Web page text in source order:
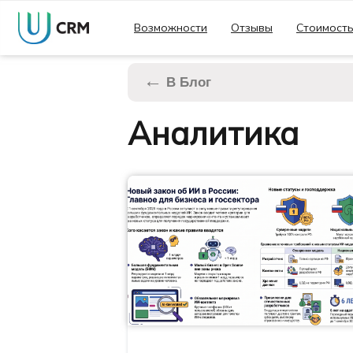
Возможности Отзывы Стоимость
← В Блог
Аналитика